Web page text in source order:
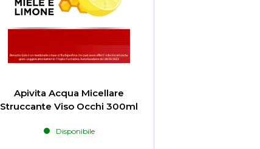
Apivita Acqua Micellare
Struccante Viso Occhi 300ml
Disponibile